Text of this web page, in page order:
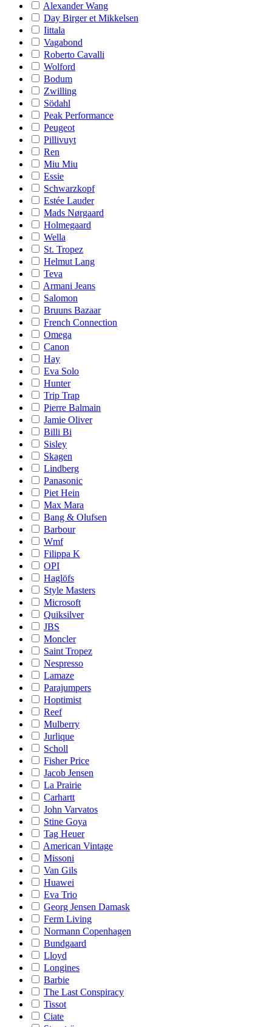
Alexander Wang
Day Birger et Mikkelsen
Iittala
Vagabond
Roberto Cavalli
Wolford
Bodum
Zwilling
Södahl
Peak Performance
Peugeot
Pillivuyt
Ren
Miu Miu
Essie
Schwarzkopf
Estée Lauder
Mads Nørgaard
Holmegaard
Wella
St. Tropez
Helmut Lang
Teva
Armani Jeans
Salomon
Bruuns Bazaar
French Connection
Omega
Canon
Hay
Eva Solo
Hunter
Trip Trap
Pierre Balmain
Jamie Oliver
Billi Bi
Sisley
Skagen
Lindberg
Panasonic
Piet Hein
Max Mara
Bang & Olufsen
Barbour
Wmf
Filippa K
OPI
Haglöfs
Style Masters
Microsoft
Quiksilver
JBS
Moncler
Saint Tropez
Nespresso
Lamaze
Parajumpers
Hoptimist
Reef
Mulberry
Jurlique
Scholl
Fisher Price
Jacob Jensen
La Prairie
Carhartt
John Varvatos
Stine Goya
Tag Heuer
American Vintage
Missoni
Van Gils
Huawei
Eva Trio
Georg Jensen Damask
Ferm Living
Normann Copenhagen
Bundgaard
Lloyd
Longines
Barbie
The Last Conspiracy
Tissot
Ciate